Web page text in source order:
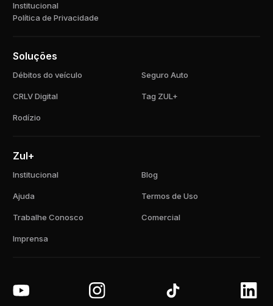
Institucional
Política de Privacidade
Soluções
Débitos do veículo Seguro Auto
CRLV Digital Tag ZUL+
Rodízio
Zul+
Institucional Blog
Ajuda Termos de Uso
Trabalhe Conosco Comercial
Imprensa